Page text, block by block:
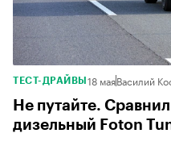
ТЕСТ-ДРАЙВЫ 18 маяВасилий
Не путайте.
дизельный Foton